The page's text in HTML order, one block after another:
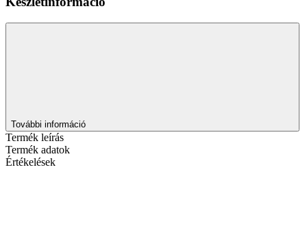
További információ
Termék leírás
Termék adatok
Értékelések